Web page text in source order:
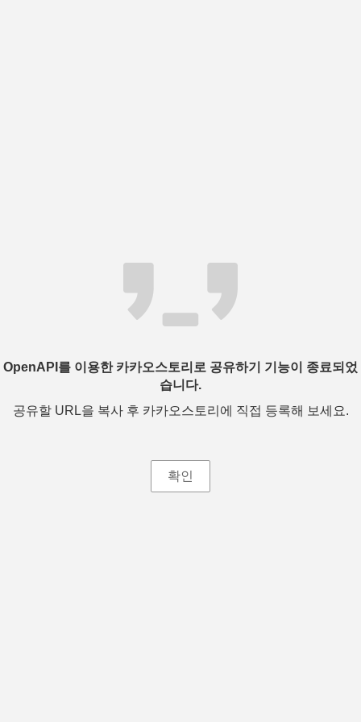
OpenAPI를 이용한 카카오스토리로 공유하기 기능이 종료되었
습니다.
공유할 URL을 복사 후 카카오스토리에 직접 등록해 보세요.
확인